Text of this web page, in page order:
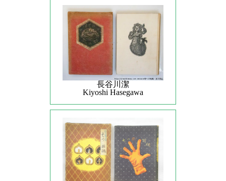
長谷川潔
Kiyoshi Hasegawa